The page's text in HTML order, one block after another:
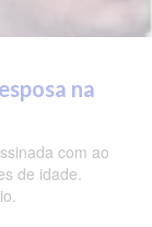
na
com ao
de idade.